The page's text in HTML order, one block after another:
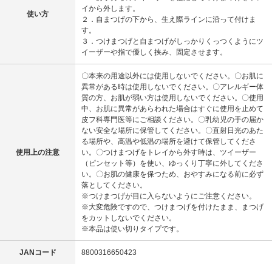
使い方
イから外します。
２．自まつげの下から、生え際ラインに沿って付けま
す。
３．つけまつげと自まつげがしっかりくっつくようにツ
イーザーや指で優しく挟み、固定させます。
使用上の注意
〇本来の用途以外には使用しないでください。〇お肌に
異常がある時は使用しないでください。〇アレルギー体
質の方、お肌が弱い方は使用しないでください。〇使用
中、お肌に異常があらわれた場合はすぐに使用を止めて
皮フ科専門医等にご相談ください。〇乳幼児の手の届か
ない安全な場所に保管してください。〇直射日光のあた
る場所や、高温や低温の場所を避けて保管してくださ
い。〇つけまつげをトレイから外す時は、ツイーザー
（ピンセット等）を使い、ゆっくり丁寧に外してくださ
い。〇お肌の健康を保つため、おやすみになる前に必ず
落としてください。
※つけまつげが目に入らないようにご注意ください。
※大変危険ですので、つけまつげを付けたまま、まつげ
をカットしないでください。
※本品は使い切りタイプです。
JANコード 8800316650423